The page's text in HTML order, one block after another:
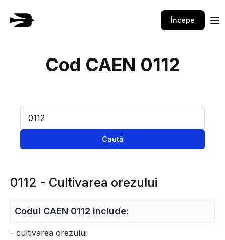
Începe
Cod CAEN 0112
Caută
0112 - Cultivarea orezului
Codul CAEN 0112 include:
- cultivarea orezului